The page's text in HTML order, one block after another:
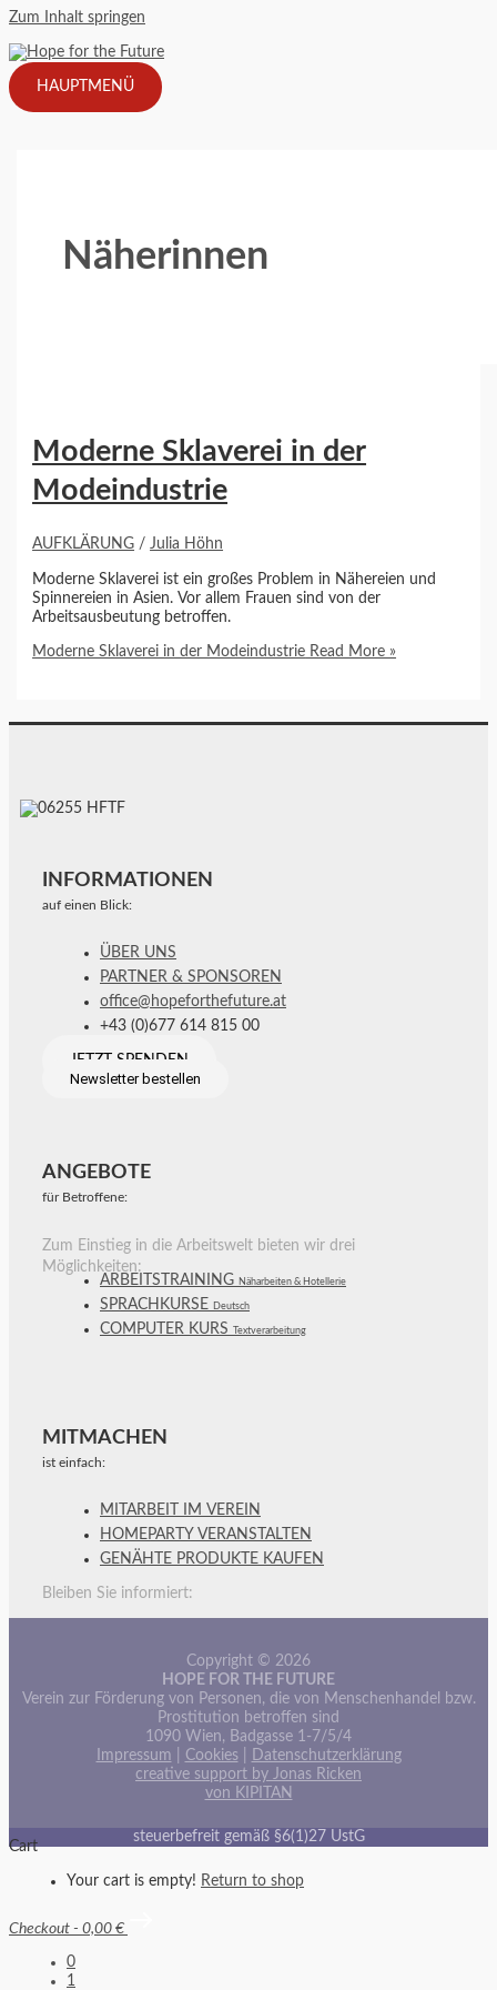
Zum Inhalt springen
HAUPTMENÜ
Näherinnen
Moderne Sklaverei in der
Modeindustrie
AUFKLÄRUNG /Julia Höhn
Moderne Sklaverei ist ein großes Problem in Nähereien und
Spinnereien in Asien. Vor allem Frauen sind von der
Arbeitsausbeutung betroffen.
Moderne Sklaverei in der Modeindustrie Read More »
INFORMATIONEN
auf einen Blick:
ÜBER UNS
PARTNER & SPONSOREN
office@hopeforthefuture.at
+43 (0)677 614 815 00
JETZT SPENDEN
Newsletter bestellen
ANGEBOTE
für Betroffene:
Zum Einstieg in die Arbeitswelt bieten wir drei
Möglichkeiten:
ARBEITSTRAINING Näharbeiten & Hotellerie
SPRACHKURSE Deutsch
COMPUTER KURS Textverarbeitung
MITMACHEN
ist einfach:
MITARBEIT IM VEREIN
HOMEPARTY VERANSTALTEN
GENÄHTE PRODUKTE KAUFEN
Bleiben Sie informiert:
Copyright © 2026
HOPE FOR THE FUTURE
Verein zur Förderung von Personen, die von Menschenhandel bzw.
Prostitution betroffen sind
1090 Wien, Badgasse 1-7/5/4
Impressum
Cookies|
Datenschutzerklärung
creative support by Jonas Ricken
von KIPITAN
steuerbefreit gemäß §6(1)27 UstG
Cart
Your cart is empty! Return to shop
Checkout - 0,00 €
0
1